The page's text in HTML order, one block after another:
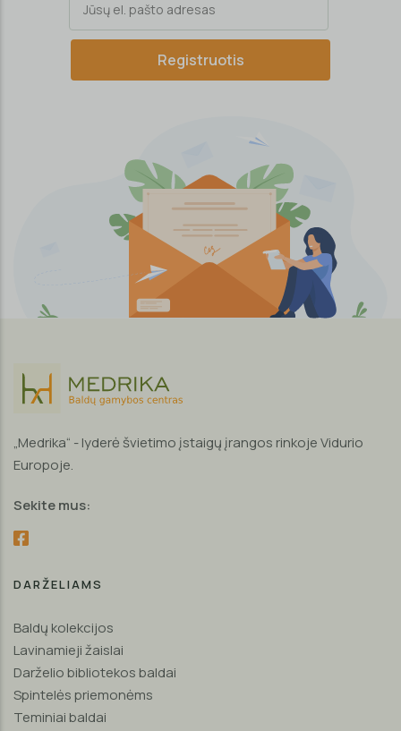
Registruotis
„Medrika“ - lyderė švietimo įstaigų įrangos rinkoje Vidurio
Europoje.
Sekite mus:
DARŽELIAMS
Baldų kolekcijos
Lavinamieji žaislai
Darželio bibliotekos baldai
Spintelės priemonėms
Teminiai baldai